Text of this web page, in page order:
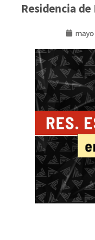
Residencia
mayo